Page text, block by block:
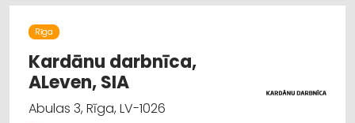
AUTO ĶĪMIJA, AUTO KRĀSAS
LABIEKĀRTOŠANA, APZAĻUMOŠANA
DĀRZA TEHNIKA UN INVENTĀRS
LAUKSAIMNIECĪBAS TEHNIKAS UN TRAKTORTEHNIKAS
LABOŠANA, REMONTS
Rīga
Kardānu darbnīca,
ALeven, SIA
Abulas 3, Rīga, LV-1026